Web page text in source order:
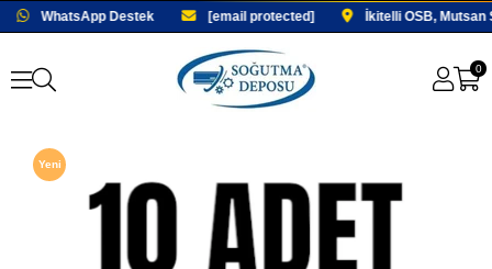
WhatsApp Destek [email protected] İkitelli OSB, Mutsan
0
Yeni